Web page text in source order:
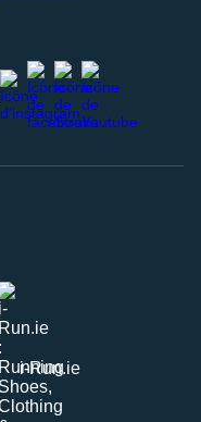
instagram
facebook
stravayoutube
i-Run.ie